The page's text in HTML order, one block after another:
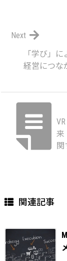
「学び」
経営につな
Next
来
関
関連記事